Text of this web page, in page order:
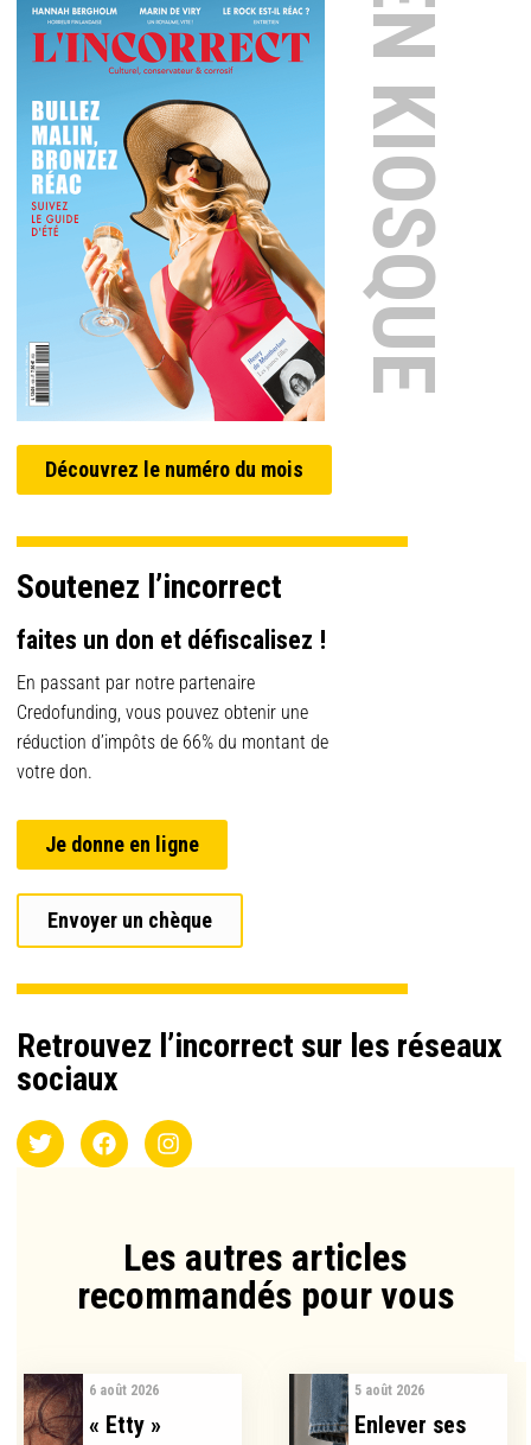
EN KIOSQUE
Découvrez le numéro du mois
Soutenez l’incorrect
faites un don et défiscalisez !
En passant par notre partenaire
Credofunding, vous pouvez obtenir une
réduction d’impôts de 66% du montant de
votre don.
Je donne en ligne
Envoyer un chèque
Retrouvez l’incorrect sur les réseaux
sociaux
Les autres articles
recommandés pour vous​
6 août 2026
« Etty »
5 août 2026
Enlever ses